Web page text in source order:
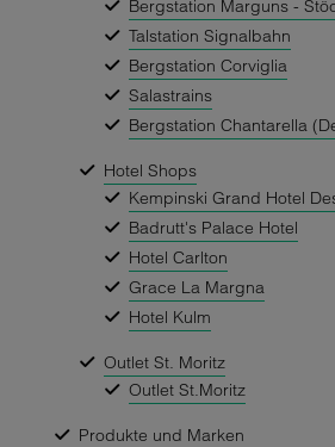
Bergstation Marguns -
Talstation Signalbahn
Bergstation Corviglia
Salastrains
Bergstation Chantarella
Hotel Shops
Kempinski Grand Hotel
Badrutt's Palace Hotel
Hotel Carlton
Grace La Margna
Hotel Kulm
Outlet St. Moritz
Outlet St.Moritz
Produkte und Marken